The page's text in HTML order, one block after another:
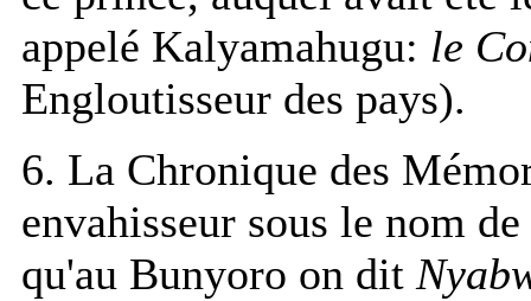
appelé Kalyamahugu: le
Engloutisseur des pays).
6. La Chronique des
envahisseur sous le nom
qu'au Bunyoro on dit